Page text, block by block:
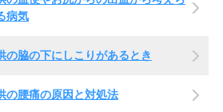
病気
の脇の下にしこりがあるとき
の腰痛の原因と対処法